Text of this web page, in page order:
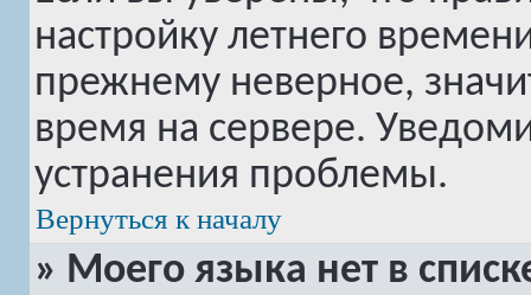
настройку летнего
прежнему неверное,
время на сервере.
устранения проблемы.
Вернуться к началу
» Моего языка нет в